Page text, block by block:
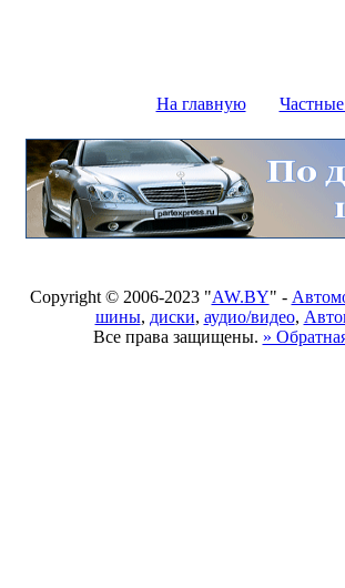
На главную
Copyright © 2006-2023 "AW.BY" -
шины, диски, аудио/видео,
Все права защищены. »